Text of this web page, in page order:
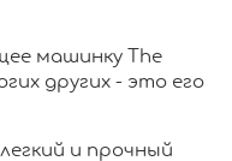
машинку The
других - это его
и прочный